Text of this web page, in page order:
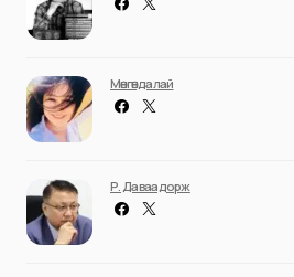
Мөнгөндалай
Р. Даваадорж